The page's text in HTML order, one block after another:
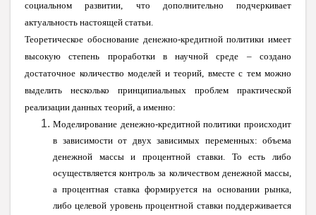
социальном развитии, что дополнительно подчеркивает
актуальность настоящей статьи.
Теоретическое обоснование денежно-кредитной политики имеет
высокую степень проработки в научной среде – создано
достаточное количество моделей и теорий, вместе с тем можно
выделить несколько принципиальных проблем практической
реализации данных теорий, а именно:
Моделирование денежно-кредитной политики происходит
в зависимости от двух зависимых переменных: объема
денежной массы и процентной ставки. То есть либо
осуществляется контроль за количеством денежной массы,
а процентная ставка формируется на основании рынка,
либо целевой уровень процентной ставки поддерживается